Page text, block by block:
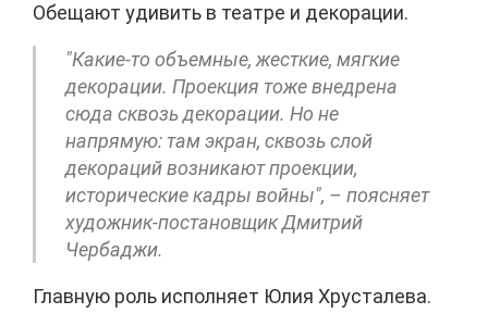
Обещают удивить в театре и декорации.
"Какие-то объемные, жесткие, мягкие
декорации. Проекция тоже внедрена
сюда сквозь декорации. Но не
напрямую: там экран, сквозь слой
декораций возникают проекции,
исторические кадры войны", – поясняет
художник-постановщик Дмитрий
Чербаджи.
Главную роль исполняет Юлия Хрусталева.